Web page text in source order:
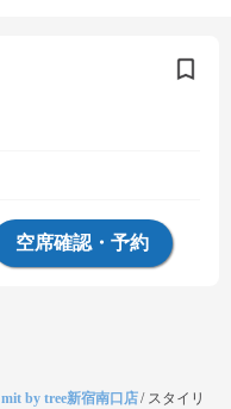
空席確認・予約
mit by tree新宿南口店/ スタイリ